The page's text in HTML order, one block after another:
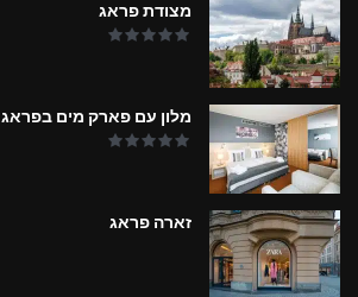
מצודת פראג
מלון עם פארק מים בפראג
זארה פראג